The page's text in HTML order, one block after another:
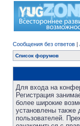
Сообщения без ответов |
Список форумов
Для входа на
Регистрация
более широкие
установлены также
пользователей.